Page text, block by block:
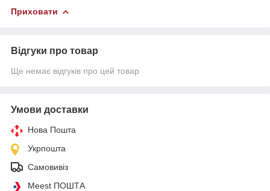
Приховати
Відгуки про товар
Ще немає відгуків про цей товар
Умови доставки
Нова Пошта
Укрпошта
Самовивіз
Meest ПОШТА